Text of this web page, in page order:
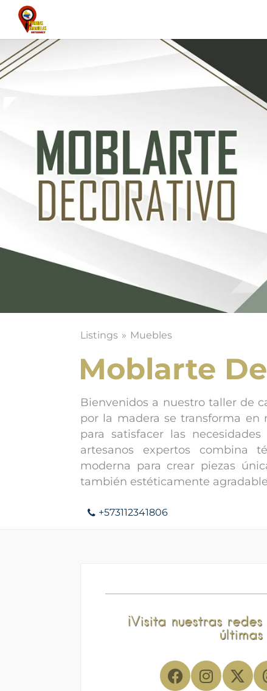
Listings Muebles
Moblarte
Bienvenidos a nuestro taller de
por la madera se transforma en
para satisfacer las
artesanos expertos combina
moderna para crear piezas
también estéticamente
+573112341806
¡Visita nuestras
últimas